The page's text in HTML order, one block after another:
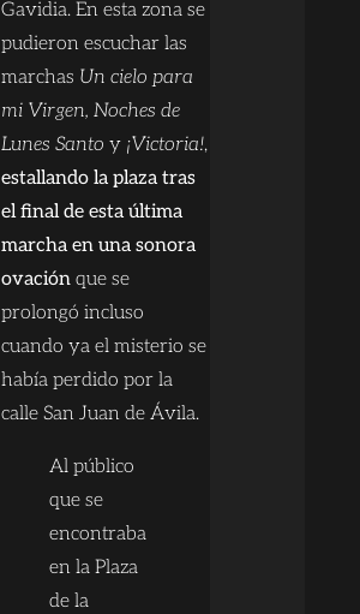
Gavidia. En esta zona se
pudieron escuchar las
marchas Un cielo para
mi Virgen, Noches de
Lunes Santo y ¡Victoria!,
estallando la plaza tras
el final de esta última
marcha en una sonora
ovaciónque se
prolongó incluso
cuando ya el misterio se
había perdido por la
calle San Juan de Ávila.
Al público
que se
encontraba
en la Plaza
de la